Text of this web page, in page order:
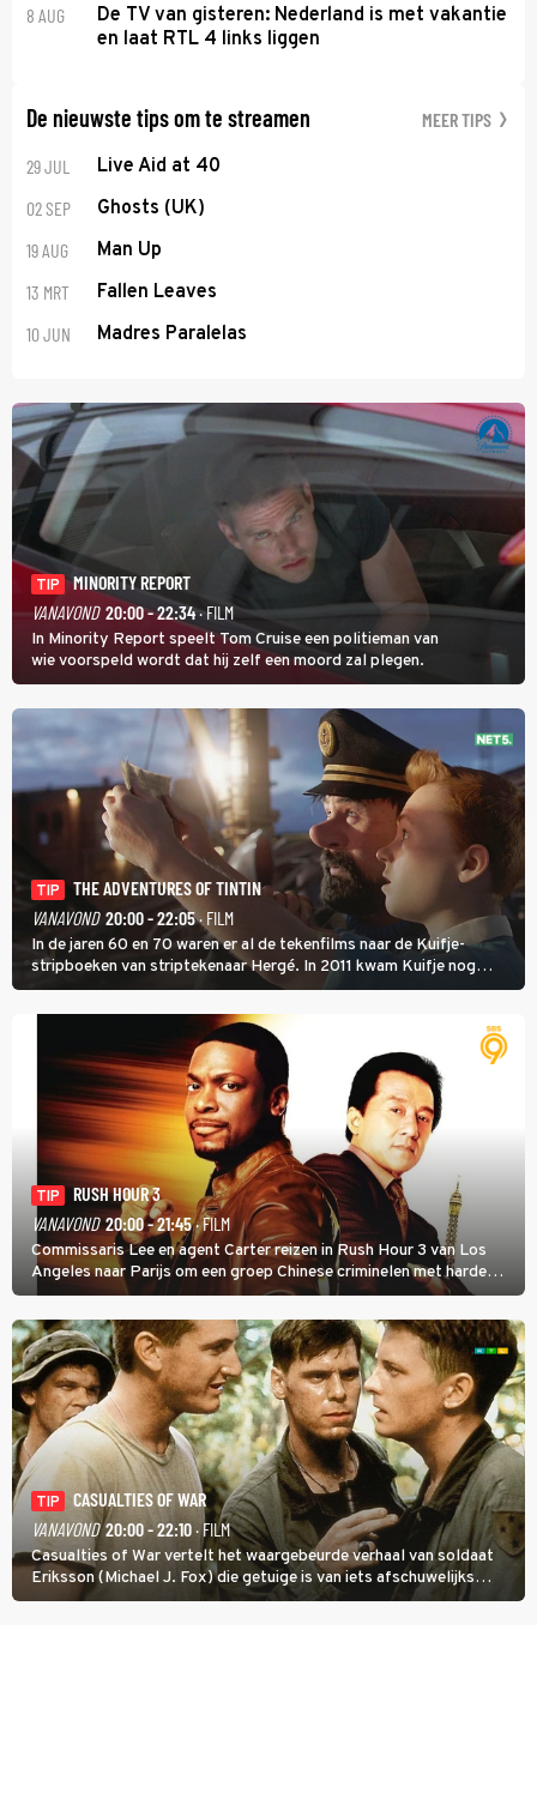
8 AUG
De TV van gisteren: Nederland is met vakantie
en laat RTL 4 links liggen
De nieuwste tips om te streamen MEER TIPS
29 JUL Live Aid at 40
02 SEP Ghosts (UK)
19 AUG Man Up
13 MRT Fallen Leaves
10 JUN Madres Paralelas
TIP
MINORITY REPORT
VANAVOND 20:00 - 22:34· FILM
In Minority Report speelt Tom Cruise een politieman van
wie voorspeld wordt dat hij zelf een moord zal plegen.
TIP
THE ADVENTURES OF TINTIN
VANAVOND 20:00 - 22:05· FILM
In de jaren 60 en 70 waren er al de tekenfilms naar de Kuifje-
stripboeken van striptekenaar Hergé. In 2011 kwam Kuifje nog
meer tot leven in The Adventures of Tintin van Steven Spielberg.
TIP
RUSH HOUR 3
VANAVOND 20:00 - 21:45· FILM
Commissaris Lee en agent Carter reizen in Rush Hour 3 van Los
Angeles naar Parijs om een groep Chinese criminelen met harde
hand aan te pakken.
TIP
CASUALTIES OF WAR
VANAVOND 20:00 - 22:10· FILM
Casualties of War vertelt het waargebeurde verhaal van soldaat
Eriksson (Michael J. Fox) die getuige is van iets afschuwelijks
tijdens de Vietnamoorlog. Hij besluit uit de school te klappen.